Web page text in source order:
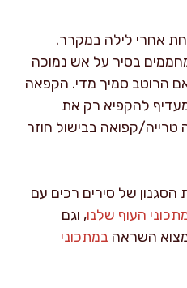
אחרי לילה במקרר.
עד 3 ימים ומחממים בסיר על אש נמוכה
מ"ל מים אם הרוטב סמיך מדי. הקפאה
להקפיא רק את
טרייה/קפואה בבישול חוזר
של סירים רכים עם
העוף שלנו, וגם
השראה במתכוני